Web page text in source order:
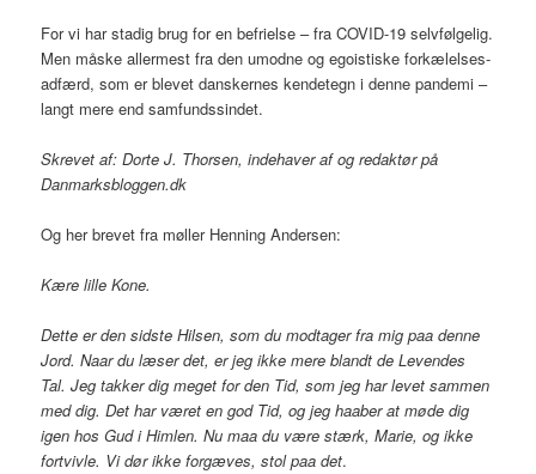
For vi har stadig brug for en befrielse – fra COVID-19 selvfølgelig.
Men måske allermest fra den umodne og egoistiske forkælelses-
adfærd, som er blevet danskernes kendetegn i denne pandemi –
langt mere end samfundssindet.
Skrevet af: Dorte J. Thorsen, indehaver af og redaktør på
Danmarksbloggen.dk
Og her brevet fra møller Henning Andersen:
Kære lille Kone.
Dette er den sidste Hilsen, som du modtager fra mig paa denne
Jord. Naar du læser det, er jeg ikke mere blandt de Levendes
Tal. Jeg takker dig meget for den Tid, som jeg har levet sammen
med dig. Det har været en god Tid, og jeg haaber at møde dig
igen hos Gud i Himlen. Nu maa du være stærk, Marie, og ikke
fortvivle. Vi dør ikke forgæves, stol paa det.